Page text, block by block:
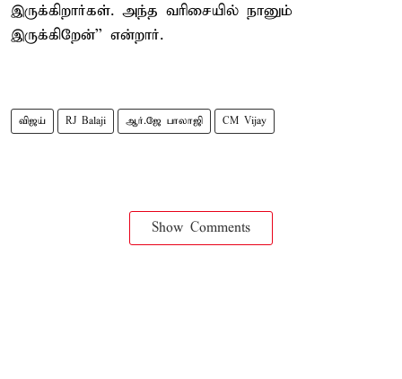
இருக்கிறார்கள். அந்த வரிசையில் நானும்
இருக்கிறேன்’’ என்றார்.
விஜய் RJ Balaji ஆர்.ஜே பாலாஜி CM Vijay
Show Comments